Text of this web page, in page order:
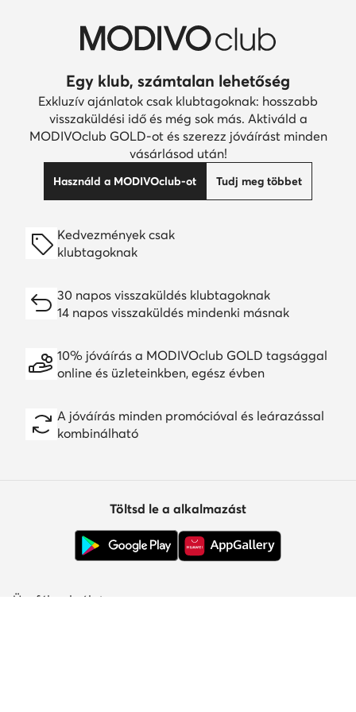
Egy klub, számtalan lehetőség
Exkluzív ajánlatok csak klubtagoknak: hosszabb
visszaküldési idő és még sok más. Aktiváld a
MODIVOclub GOLD-ot és szerezz jóváírást minden
vásárlásod után!
Használd a MODIVOclub-ot Tudj meg többet
Kedvezmények csak
klubtagoknak
30 napos visszaküldés klubtagoknak
14 napos visszaküldés mindenki másnak
10% jóváírás a MODIVOclub GOLD tagsággal
online és üzleteinkben, egész évben
A jóváírás minden promócióval és leárazással
kombinálható
Töltsd le a alkalmazást
Ügyfélszolgálat